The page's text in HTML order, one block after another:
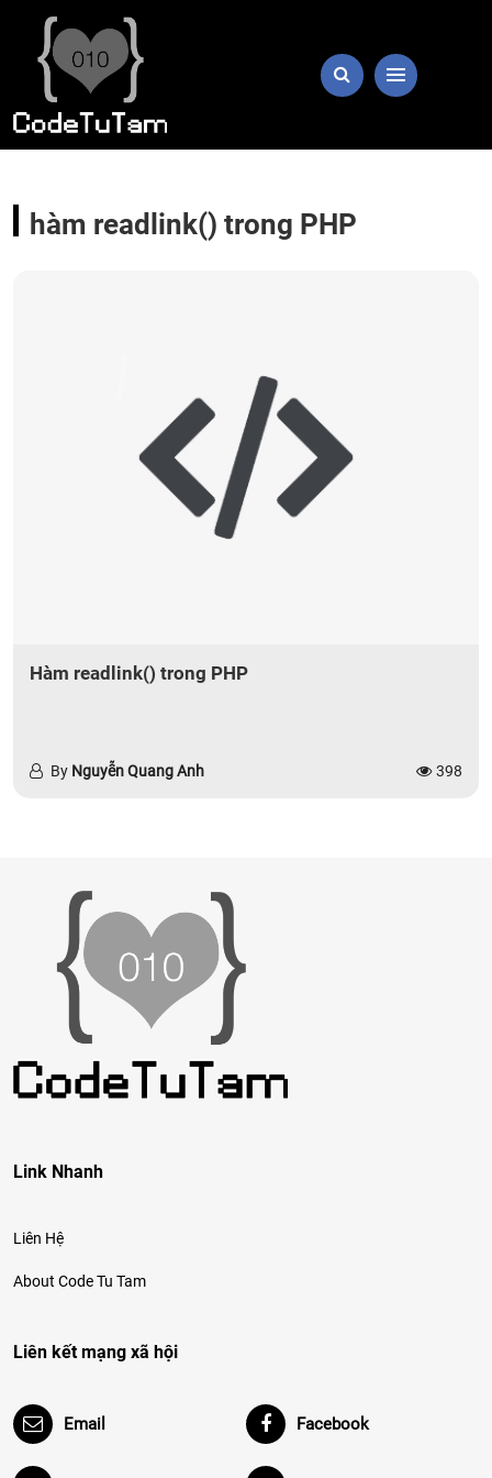
hàm readlink() trong PHP
Hàm readlink() trong PHP
By Nguyễn Quang Anh 398
Link Nhanh
Liên Hệ
About Code Tu Tam
Liên kết mạng xã hội
Email Facebook